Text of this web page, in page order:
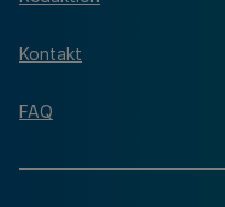
Kontakt
FAQ